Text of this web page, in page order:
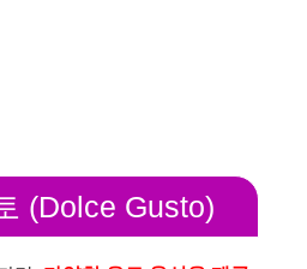
(Dolce Gusto)